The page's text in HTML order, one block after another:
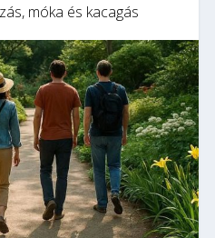
móka és kacagás